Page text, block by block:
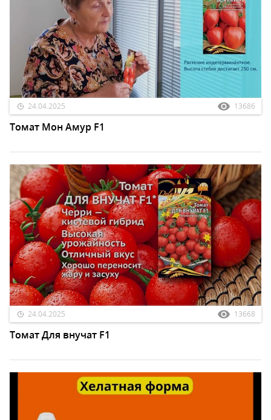
24.04.2025 13686
Томат Мон Амур F1
24.04.2025 13668
Томат Для внучат F1